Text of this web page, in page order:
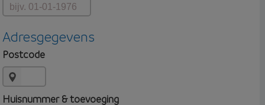
Adresgegevens
Postcode
Huisnummer & toevoeging